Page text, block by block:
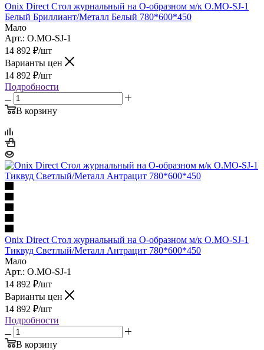
Onix Direct Стол журнальный на О-образном м/к O.MO-SJ-1
Белый Бриллиант/Металл Белый 780*600*450
Мало
Арт.: O.MO-SJ-1
14 892 ₽/шт
Варианты цен
14 892 ₽/шт
Подробности
В корзину
Onix Direct Стол журнальный на О-образном м/к O.MO-SJ-1
Тиквуд Светлый/Металл Антрацит 780*600*450
Мало
Арт.: O.MO-SJ-1
14 892 ₽/шт
Варианты цен
14 892 ₽/шт
Подробности
В корзину